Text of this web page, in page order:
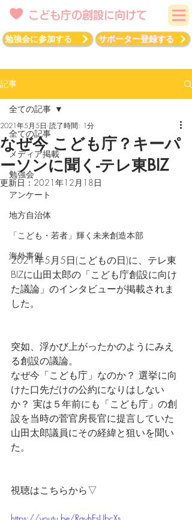
こども庁の創設に向けて
勉強会に参加する サポーター登録する
記事
全ての記事
メディア掲載
勉強会
アンケート
地方自治体
「こども・若者」輝く未来創造本部
海外事例
全ての記事
なぜ今 こども庁？キーパ
ーソンに聞く-テレ東BIZ
2021年5月5日 読了時間: 1分
更新日：2021年12月18日
2021年5月5日(こどもの日)に、テレ東
BIZに山田太郎の「こども庁創設に向け
た議論」のインタビューが掲載されま
した。
突如、浮かび上がったかのようにみえ
る創設の議論。
なぜ今「こども庁」なのか？ 選挙に向
けた口先だけの公約になりはしない
か？ 実は５年前にも「こども庁」の創
設を当時の菅官房長官に提言していた
山田太郎議員にその経緯と狙いを聞い
た。
視聴はこちらから▽